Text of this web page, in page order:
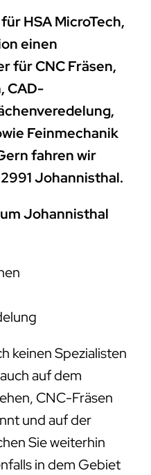
HSA MicroTech,
einen
für CNC Fräsen,
CAD-
Feinmechanik
fahren wir
Johannisthal.
Johannisthal
keinen Spezialisten
auf dem
CNC-Fräsen
und auf der
Sie weiterhin
in dem Gebiet